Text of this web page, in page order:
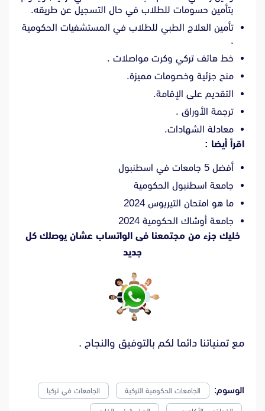
بتأمين حسومات للطلاب في حال التسجيل عن طريقه.
تأمين العلاج الطبي للطلاب في المستشفيات الحكومية
.
خط هاتف تركي وكرت مواصلات .
منح جزئية وخصومات مميزة.
التقديم على الإقامة.
ترجمة الأوراق .
معادلة الشهادات.
اقرأ أيضا :
أفضل 5 جامعات في اسطنبول
جامعة اسطنبول الحكومية
ما هو امتحان التيريوس 2024
جامعة أوشاك الحكومية 2024
خليك جزء من مجتمعنا فى الواتساب عشان يوصلك كل
جديد
مع تمنياتنا دائما لكم بالتوفيق والنجاح .
الوسوم: الجامعات الحكومية التركية الجامعات في تركيا